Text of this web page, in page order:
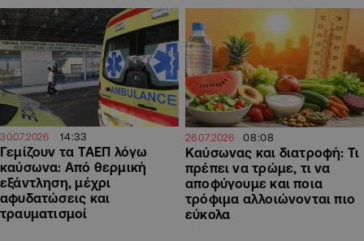
30.07.2026 14:33
Γεμίζουν τα ΤΑΕΠ λόγω
καύσωνα: Από θερμική
εξάντληση, μέχρι
αφυδατώσεις και
τραυματισμοί
26.07.2026 08:08
Καύσωνας και διατροφή: Τι
πρέπει να τρώμε, τι να
αποφύγουμε και ποια
τρόφιμα αλλοιώνονται πιο
εύκολα